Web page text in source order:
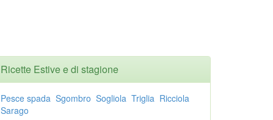
Ricette Estive e di stagione
Pesce spada Sgombro Sogliola Triglia Ricciola
Sarago